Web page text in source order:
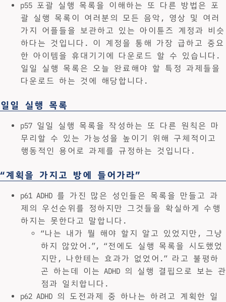
p55 포괄 실행 목록을 이해하는 또 다른 방법은 포
괄 실행 목록이 여러분의 모든 음악, 영상 및 여러
가지 어플들을 보관하고 있는 아이튠즈 계정과 비슷
하다는 것입니다. 이 계정을 통해 가장 급하고 중요
한 아이템을 휴대기기에 다운로드 할 수 있습니다.
일일 실행 목록은 오늘 완료해야 할 특정 과제들을
다운로드 하는 것에 해당합니다.
일일 실행 목록
p57 일일 실행 목록을 작성하는 또 다른 원칙은 마
무리할 수 있는 가능성을 높이기 위해 구체적이고
행동적인 용어로 과제를 규정하는 것입니다.
“계획을 가지고 방에 들어가라”
p61 ADHD 를 가진 많은 성인들은 목록을 만들고 과
제의 우선순위를 정하지만 그것들을 확실하게 수행
하지는 못한다고 말합니다.
“나는 내가 뭘 해야 할지 알고 있었지만, 그냥
하지 않았어.”, “전에도 실행 목록을 시도했었
지만, 나한테는 효과가 없었어.” 라고 불평하
곤 하는데 이는 ADHD 의 실행 결핍으로 보는 관
점과 일치합니다.
p62 ADHD 의 도전과제 중 하나는 하려고 계획한 일